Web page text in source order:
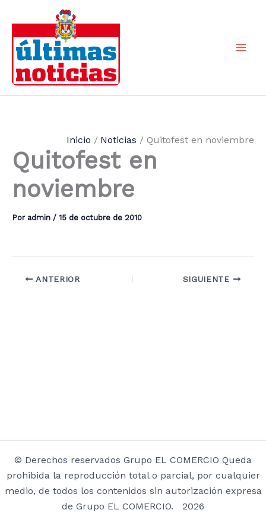
contenido
Inicio Noticias Quitofest en noviembre
Quitofest en
noviembre
Por admin / 15 de octubre de 2010
ANTERIOR SIGUIENTE
© Derechos reservados Grupo EL COMERCIO Queda
prohibida la reproducción total o parcial, por cualquier
medio, de todos los contenidos sin autorización expresa
de Grupo EL COMERCIO. 2026